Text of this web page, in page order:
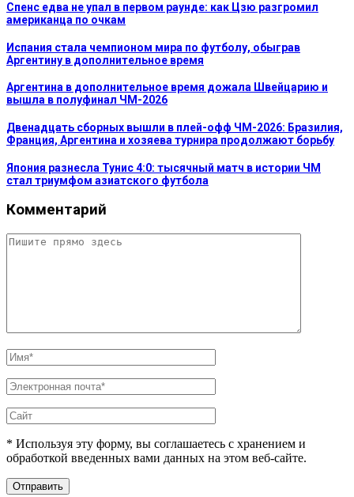
Спенс едва не упал в первом раунде: как Цзю разгромил
американца по очкам
Испания стала чемпионом мира по футболу, обыграв
Аргентину в дополнительное время
Аргентина в дополнительное время дожала Швейцарию и
вышла в полуфинал ЧМ-2026
Двенадцать сборных вышли в плей-офф ЧМ-2026: Бразилия,
Франция, Аргентина и хозяева турнира продолжают борьбу
Япония разнесла Тунис 4:0: тысячный матч в истории ЧМ
стал триумфом азиатского футбола
Комментарий
* Используя эту форму, вы соглашаетесь с хранением и
обработкой введенных вами данных на этом веб-сайте.